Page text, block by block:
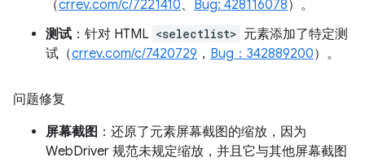
（crrev.com/c/7221410、 Bug: 428116078）。
测试 ：针对 HTML <selectlist> 元素添加了特定测
试（crrev.com/c/7420729 ， Bug：342889200）。
问题修复
屏幕截图 ：还原了元素屏幕截图的缩放，因为
WebDriver 规范未规定缩放，并且它与其他屏幕截图